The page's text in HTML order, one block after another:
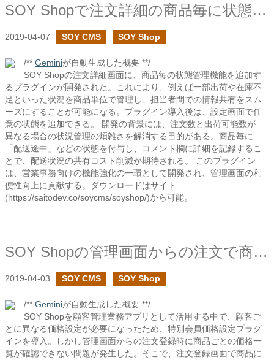
SOY Shopで注文詳細の商品毎に状態を持たせてみた
2019-04-07 SOY CMS SOY Shop
/** Geminiが自動生成した概要 **/
SOY Shopの注文詳細画面に、商品毎の状態管理機能を追加す
るプラグインが開発された。これにより、例えば一部出荷や在庫不
足といった状況を商品単位で管理し、担当者間での情報共有をスム
ーズにすることが可能になる。プラグイン導入後は、設定画面で任
意の状態を追加できる。 開発の背景には、注文数と出荷可能数が
異なる場合の状況管理の煩雑さを解消する目的がある。商品毎に
「配送途中」などの状態を付与し、コメント欄に詳細を記録するこ
とで、配送状況の共有コスト削減が期待される。 このプラグイン
は、営業事務向けの機能強化の一環として開発され、管理画面の利
便性向上に貢献する。ダウンロードはサイト
(https://saitodev.co/soycms/soyshop/)から可能。
SOY Shopの管理画面からの注文で商品毎の価格設定を確認する
2019-04-03 SOY CMS SOY Shop
/** Geminiが自動生成した概要 **/
SOY Shopを顧客管理業務アプリとして活用する中で、顧客ご
とに異なる価格設定が必要になったため、特別会員価格設定プラグ
インを導入。しかし管理画面からの注文登録時に商品ごとの価格一
覧が確認できない問題が発生した。そこで、注文登録画面で商品に